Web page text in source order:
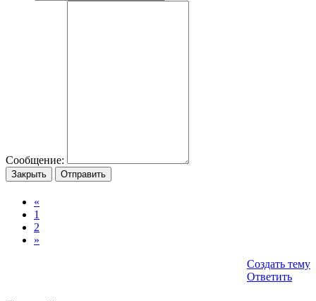
Сообщение:
Закрыть Отправить
«
1
2
»
Создать тему
Ответить